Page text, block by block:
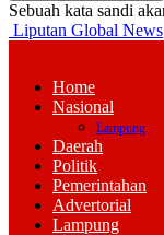
Sebuah kata sandi
Liputan Global News
Home
Nasional
Lampung
Daerah
Politik
Pemerintahan
Advertorial
Lampung